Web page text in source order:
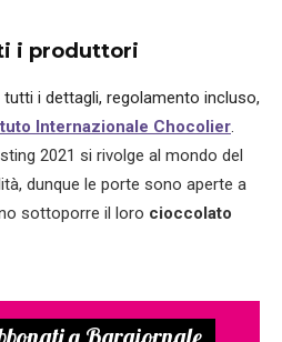
i produttori
i dettagli, regolamento incluso,
Internazionale Chocolier.
2021 si rivolge al mondo del
dunque le porte sono aperte a
sottoporre il loro cioccolato